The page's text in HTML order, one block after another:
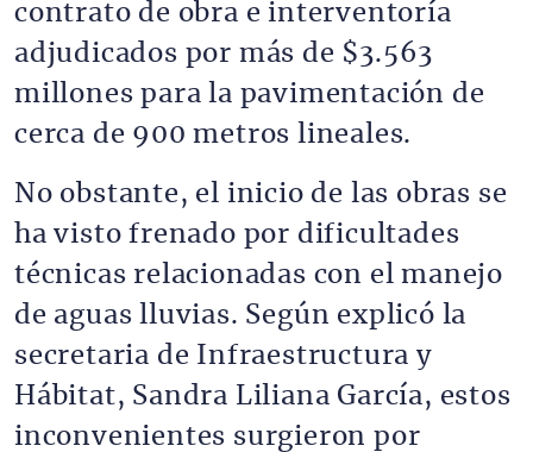
contrato de obra e interventoría
adjudicados por más de $3.563
millones para la pavimentación de
cerca de 900 metros lineales.
No obstante, el inicio de las obras se
ha visto frenado por dificultades
técnicas relacionadas con el manejo
de aguas lluvias. Según explicó la
secretaria de Infraestructura y
Hábitat, Sandra Liliana García, estos
inconvenientes surgieron por